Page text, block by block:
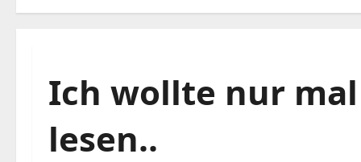
Ich wollte nur
lesen..